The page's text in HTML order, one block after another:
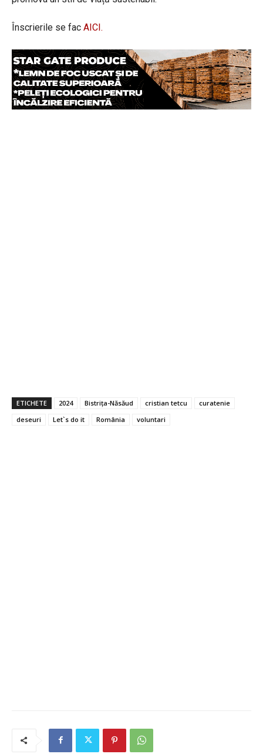
Înscrierile se fac AICI.
ETICHETE 2024 Bistrița-Năsăud cristian tetcu
curatenie
deseuri
Let`s do it România voluntari